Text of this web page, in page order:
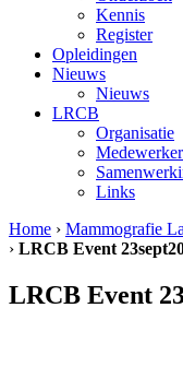
Kennis
Register
Opleidingen
Nieuws
Nieuws
LRCB
Organisatie
Links
Home › Mammografie
› LRCB Event
LRCB Event